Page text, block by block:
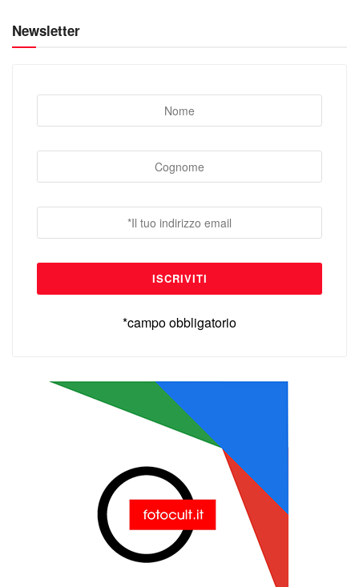
Newsletter
*campo obbligatorio